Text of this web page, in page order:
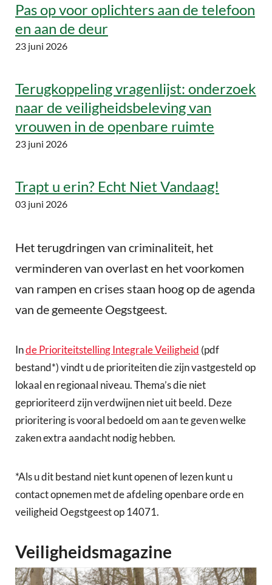
Pas op voor oplichters aan de telefoon
en aan de deur
23 juni 2026
Terugkoppeling vragenlijst: onderzoek
naar de veiligheidsbeleving van
vrouwen in de openbare ruimte
23 juni 2026
Trapt u erin? Echt Niet Vandaag!
03 juni 2026
Het terugdringen van criminaliteit, het
verminderen van overlast en het voorkomen
van rampen en crises staan hoog op de agenda
van de gemeente Oegstgeest.
Inde Prioriteitstelling Integrale Veiligheid (pdf
bestand*) vindt u de prioriteiten die zijn vastgesteld op
lokaal en regionaal niveau. Thema’s die niet
geprioriteerd zijn verdwijnen niet uit beeld. Deze
prioritering is vooral bedoeld om aan te geven welke
zaken extra aandacht nodig hebben.
*Als u dit bestand niet kunt openen of lezen kunt u
contact opnemen met de afdeling openbare orde en
veiligheid Oegstgeest op 14071.
Veiligheidsmagazine